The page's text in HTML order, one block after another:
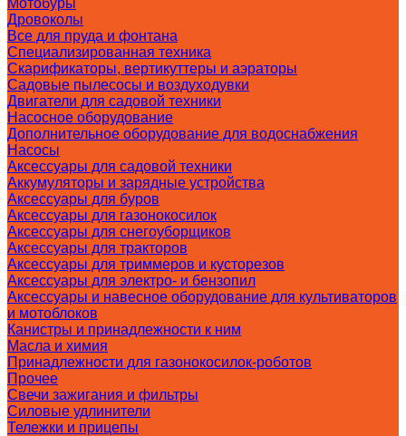
Мотобуры
Дровоколы
Все для пруда и фонтана
Специализированная техника
Скарификаторы, вертикуттеры и аэраторы
Садовые пылесосы и воздуходувки
Двигатели для садовой техники
Насосное оборудование
Дополнительное оборудование для водоснабжения
Насосы
Аксессуары для садовой техники
Аккумуляторы и зарядные устройства
Аксессуары для буров
Аксессуары для газонокосилок
Аксессуары для снегоуборщиков
Аксессуары для тракторов
Аксессуары для триммеров и кусторезов
Аксессуары для электро- и бензопил
Аксессуары и навесное оборудование для культиваторов
и мотоблоков
Канистры и принадлежности к ним
Масла и химия
Принадлежности для газонокосилок-роботов
Прочее
Свечи зажигания и фильтры
Силовые удлинители
Тележки и прицепы